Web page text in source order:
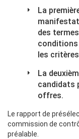
La
des
les
La
candidats
offres.
Le rapport de
commission de
préalable.